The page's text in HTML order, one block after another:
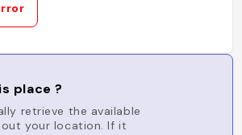
place ?
retrieve the available
your location. If it